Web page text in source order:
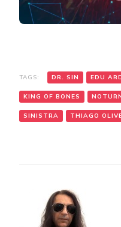
TAGS: DR. SIN EDU
KING OF BONES
SINISTRA THIAGO